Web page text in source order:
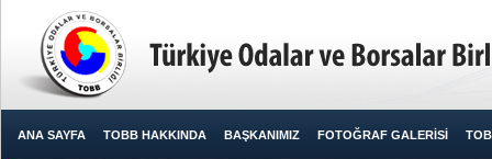
ANA SAYFA TOBB HAKKINDA BAŞKANIMIZ FOTOĞRAF GALERİSİ